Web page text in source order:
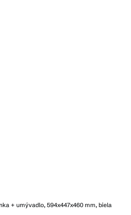
+ umývadlo, 594x447x460 mm, biela